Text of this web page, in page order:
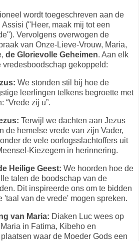
wordt toegeschreven aan de
("Heer, maak mij tot een
Vervolgens overwogen de
van Onze-Lieve-Vrouw, Maria,
de Glorievolle Geheimen. Aan elk
gekoppeld:
We stonden stil bij hoe de
leerlingen telkens begroette met
“Vrede zij u”.
Terwijl we dachten aan Jezus
de hemelse vrede van zijn Vader,
de vele oorlogsslachtoffers uit
Kiezegem in herinnering.
Heilige Geest: We hoorden hoe de
talen de boodschap van de
Dit inspireerde ons om te bidden
'taal van de vrede' mogen spreken.
van Maria: Diaken Luc wees op
in Fatima, Kibeho en
waar de Moeder Gods een